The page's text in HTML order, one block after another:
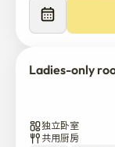
Ladies-only
独立卧室
共用厨房